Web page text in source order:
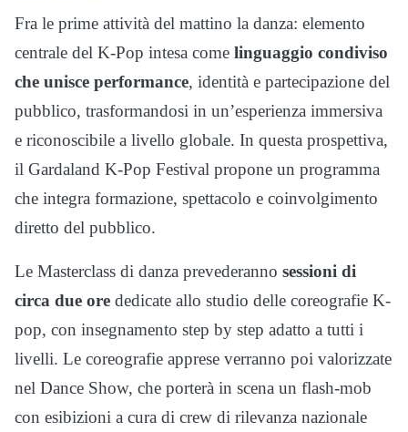
Fra le prime attività del mattino la danza: elemento
centrale del K-Pop intesa come linguaggio condiviso
che unisce performance, identità e partecipazione del
pubblico, trasformandosi in un’esperienza immersiva
e riconoscibile a livello globale. In questa prospettiva,
il Gardaland K-Pop Festival propone un programma
che integra formazione, spettacolo e coinvolgimento
diretto del pubblico.
Le Masterclass di danza prevederanno sessioni di
circa due ore dedicate allo studio delle coreografie K-
pop, con insegnamento step by step adatto a tutti i
livelli. Le coreografie apprese verranno poi valorizzate
nel Dance Show, che porterà in scena un flash-mob
con esibizioni a cura di crew di rilevanza nazionale